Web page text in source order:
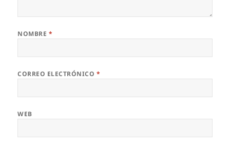
NOMBRE *
CORREO ELECTRÓNICO *
WEB